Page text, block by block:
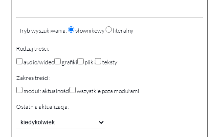
Tryb wyszukiwania: słownikowy literalny
Rodzaj treści:
audio/wideo grafiki pliki teksty
Zakres treści:
moduł: aktualności wszystkie poza modułami
Ostatnia aktualizacja: